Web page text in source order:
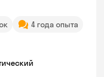
4 года опыта